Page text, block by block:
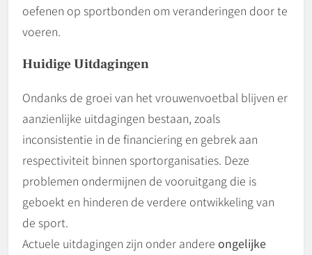
oefenen op sportbonden om veranderingen door te
voeren.
Huidige Uitdagingen
Ondanks de groei van het vrouwenvoetbal blijven er
aanzienlijke uitdagingen bestaan, zoals
inconsistentie in de financiering en gebrek aan
respectiviteit binnen sportorganisaties. Deze
problemen ondermijnen de vooruitgang die is
geboekt en hinderen de verdere ontwikkeling van
de sport.
Actuele uitdagingen zijn onder andere ongelijke